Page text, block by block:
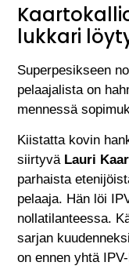
lukkari
Superpesikseen
pelaajalista on
mennessä
Kiistatta kovin
siirtyvä Lauri
parhaista
pelaaja. Hän löi
nollatilanteessa.
sarjan
on ennen yhtä